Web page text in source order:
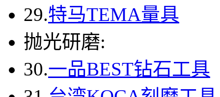
29.特马TEMA量具
抛光研磨:
30.一品BEST钻石工具